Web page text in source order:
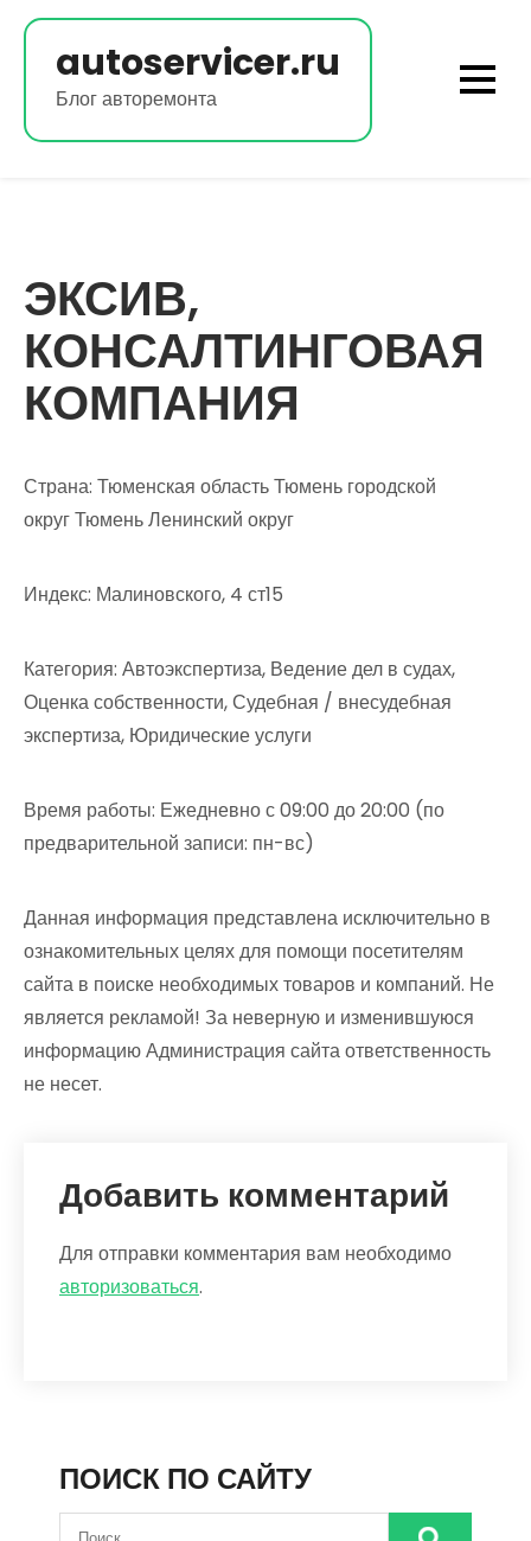
Перейти
содержимомуautoservicer.ru
Блог авторемонта
ЭКСИВ,
КОНСАЛТИНГОВАЯ
КОМПАНИЯ
Страна: Тюменская область Тюмень городской
округ Тюмень Ленинский округ
Индекс: Малиновского, 4 ст15
Категория: Автоэкспертиза, Ведение дел в судах,
Оценка собственности, Судебная / внесудебная
экспертиза, Юридические услуги
Время работы: Ежедневно с 09:00 до 20:00 (по
предварительной записи: пн-вс)
Данная информация представлена исключительно в
ознакомительных целях для помощи посетителям
сайта в поиске необходимых товаров и компаний. Не
является рекламой! За неверную и изменившуюся
информацию Администрация сайта ответственность
не несет.
Добавить комментарий
Для отправки комментария вам необходимо
авторизоваться.
ПОИСК ПО САЙТУ